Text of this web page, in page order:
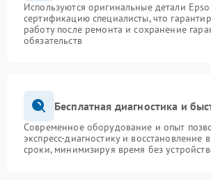
Используются оригинальные детали
сертификацию специалисты, что
работу после ремонта и сохранение
обязательств
Бесплатная диагностика и
Современное оборудование и опыт
экспресс-диагностику и восстановление
сроки, минимизируя время без